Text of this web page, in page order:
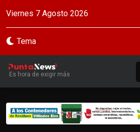
Viernes 7 Agosto 2026
Tema
Es hora de exigir más